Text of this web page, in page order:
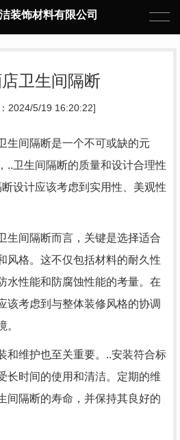
装饰材料有限公司
卫生间隔断
2024/5/19 16:20:22]
生间隔断是一个不可或缺的元
..卫生间隔断的质量和设计合理性
设计应该考虑到实用性、美观性
生间隔断而言，关键是选择适合
风格。这不仅包括材料的耐久性
水性能和防腐蚀性能的考量。在
该考虑到与整体装修风格的协调
。
和维护也至关重要。..安装符合标
长时间的使用和清洁。定期的维
间隔断的寿命，并保持其良好的